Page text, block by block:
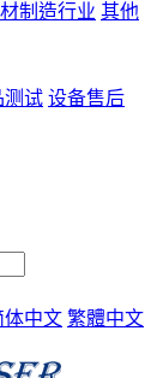
制造行业 其他
测试 设备售后
体中文 繁體中文